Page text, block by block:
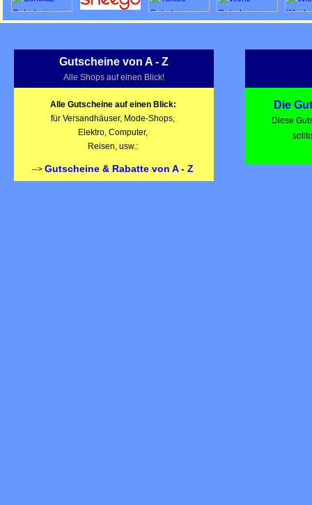
Gutscheine von A - Z
Alle Shops auf einen Blick!
Alle Gutscheine auf einen Blick:
für Versandhäuser, Mode-Shops,
Elektro, Computer,
Reisen, usw.:
--> Gutscheine & Rabatte von A - Z
Die
Diese